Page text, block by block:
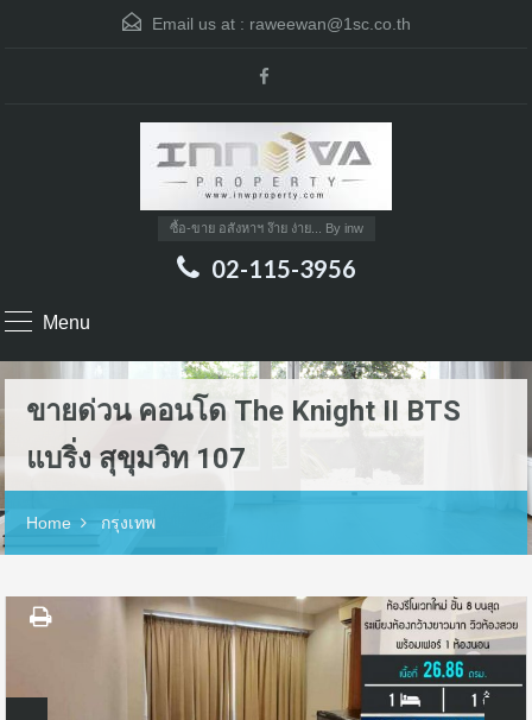
Email us at : raweewan@1sc.co.th
ซื้อ-ขาย อสังหาฯ ง๊าย ง่าย... By inw
02-115-3956
Menu
ขายด่วน คอนโด The Knight II BTS
แบริ่ง สุขุมวิท 107
Home กรุงเทพ